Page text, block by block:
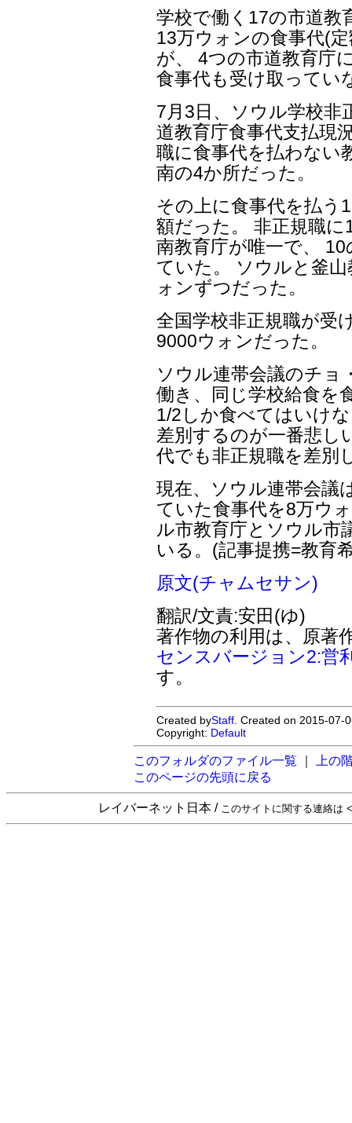
学校で働く17の市道教
13万ウォンの食事代(
が、 4つの市道教育庁
食事代も受け取ってい
7月3日、ソウル学校非
道教育庁食事代支払現
職に食事代を払わない
南の4か所だった。
その上に食事代を払う
額だった。 非正規職
南教育庁が唯一で、
ていた。 ソウルと釜
ォンずつだった。
全国学校非正規職が受
9000ウォンだった。
ソウル連帯会議のチョ
働き、同じ学校給食を
1/2しか食べてはいけ
差別するのが一番悲し
代でも非正規職を差別
現在、ソウル連帯会議
ていた食事代を8万ウ
ル市教育庁とソウル市
いる。(記事提携=教育
原文(チャムセサン)
翻訳/文責:安田(ゆ)
著作物の利用は、原著
センスバージョン2:営
す。
Created byStaff . Created on 2015-
Copyright: Default
このフォルダのファイル一覧
上の
このページの先頭に戻る
レイバーネット日本 / このサイトに関する連絡は